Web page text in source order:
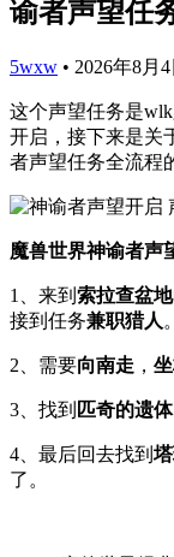
谕者声望任
5wxw • 2026年8月
这个声望任务是
开启，接下来是关
者声望任务全流程
魔兽世界神谕者声
1、来到 索拉查盆
接到任务兼职猎人 。
2、需要向南走 ，
3、找到 匹奇的遗体
4、最后回去找到
了。